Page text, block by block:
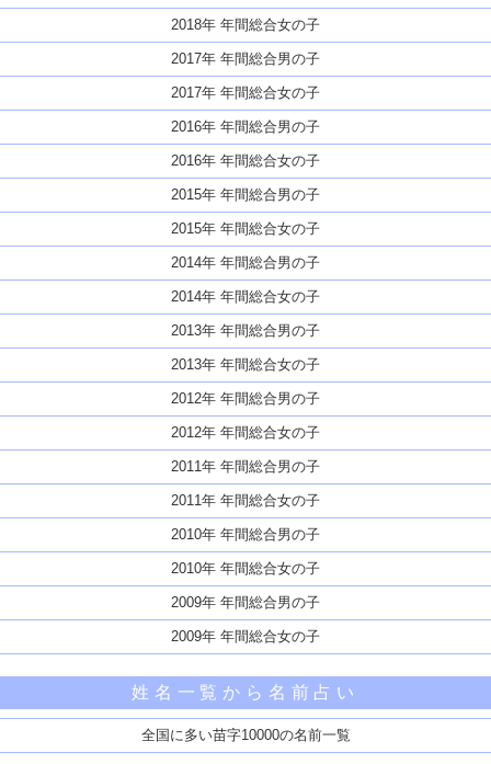
2018年 年間総合女の子
2017年 年間総合男の子
2017年 年間総合女の子
2016年 年間総合男の子
2016年 年間総合女の子
2015年 年間総合男の子
2015年 年間総合女の子
2014年 年間総合男の子
2014年 年間総合女の子
2013年 年間総合男の子
2013年 年間総合女の子
2012年 年間総合男の子
2012年 年間総合女の子
2011年 年間総合男の子
2011年 年間総合女の子
2010年 年間総合男の子
2010年 年間総合女の子
2009年 年間総合男の子
2009年 年間総合女の子
姓名一覧から名前占い
全国に多い苗字10000の名前一覧